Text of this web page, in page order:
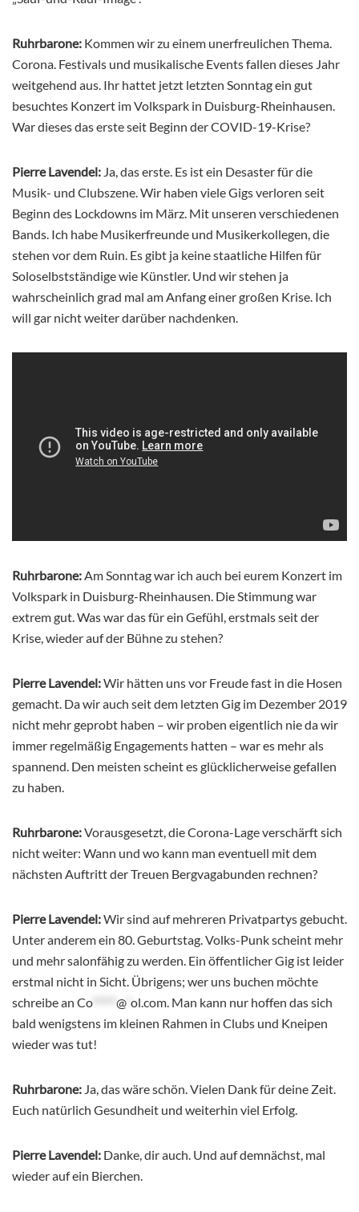
Ruhrbarone: Kommen wir zu einem unerfreulichen Thema.
Corona. Festivals und musikalische Events fallen dieses Jahr
weitgehend aus. Ihr hattet jetzt letzten Sonntag ein gut
besuchtes Konzert im Volkspark in Duisburg-Rheinhausen.
War dieses das erste seit Beginn der COVID-19-Krise?
Pierre Lavendel: Ja, das erste. Es ist ein Desaster für die
Musik- und Clubszene. Wir haben viele Gigs verloren seit
Beginn des Lockdowns im März. Mit unseren verschiedenen
Bands. Ich habe Musikerfreunde und Musikerkollegen, die
stehen vor dem Ruin. Es gibt ja keine staatliche Hilfen für
Soloselbstständige wie Künstler. Und wir stehen ja
wahrscheinlich grad mal am Anfang einer großen Krise. Ich
will gar nicht weiter darüber nachdenken.
Ruhrbarone:Am Sonntag war ich auch bei eurem Konzert im
Volkspark in Duisburg-Rheinhausen. Die Stimmung war
extrem gut. Was war das für ein Gefühl, erstmals seit der
Krise, wieder auf der Bühne zu stehen?
Pierre Lavendel:Wir hätten uns vor Freude fast in die Hosen
gemacht. Da wir auch seit dem letzten Gig im Dezember 2019
nicht mehr geprobt haben – wir proben eigentlich nie da wir
immer regelmäßig Engagements hatten – war es mehr als
spannend. Den meisten scheint es glücklicherweise gefallen
zu haben.
Ruhrbarone:Vorausgesetzt, die Corona-Lage verschärft sich
nicht weiter: Wann und wo kann man eventuell mit dem
nächsten Auftritt der Treuen Bergvagabunden rechnen?
Pierre Lavendel:Wir sind auf mehreren Privatpartys gebucht.
Unter anderem ein 80. Geburtstag. Volks-Punk scheint mehr
und mehr salonfähig zu werden. Ein öffentlicher Gig ist leider
erstmal nicht in Sicht. Übrigens; wer uns buchen möchte
schreibe an Co***** @ ol.com. Man kann nur hoffen das sich
bald wenigstens im kleinen Rahmen in Clubs und Kneipen
wieder was tut!
Ruhrbarone: Ja, das wäre schön. Vielen Dank für deine Zeit.
Euch natürlich Gesundheit und weiterhin viel Erfolg.
Pierre Lavendel: Danke, dir auch. Und auf demnächst, mal
wieder auf ein Bierchen.